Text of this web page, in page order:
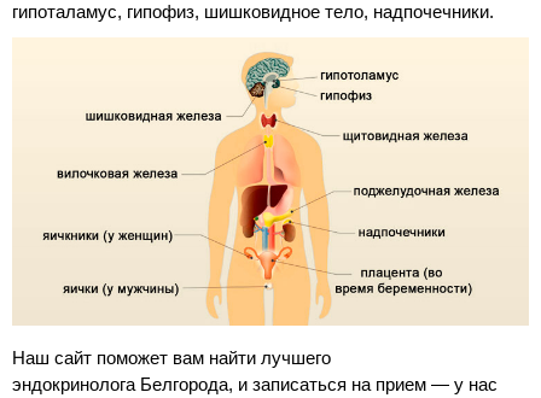
гипоталамус, гипофиз, шишковидное тело, надпочечники.
Наш сайт поможет вам найти лучшего
эндокринолога Белгорода, и записаться на прием — у нас